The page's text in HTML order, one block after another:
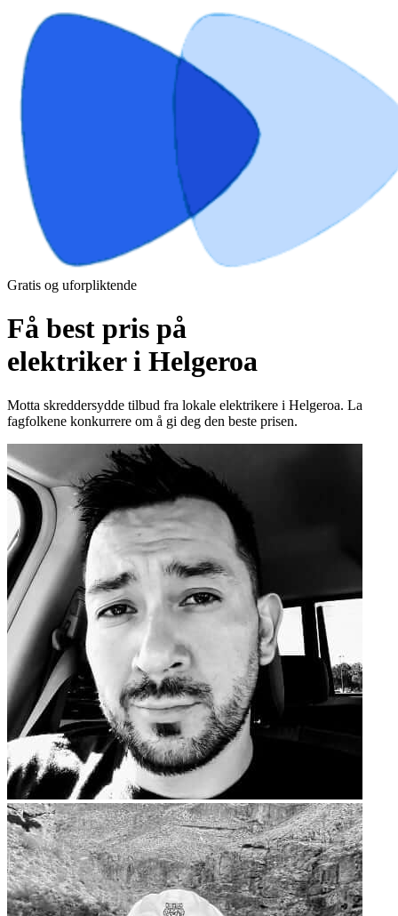
Gratis og uforpliktende
Få best pris på
elektriker i Helgeroa
Motta skreddersydde tilbud fra lokale elektrikere i Helgeroa. La
fagfolkene konkurrere om å gi deg den beste prisen.